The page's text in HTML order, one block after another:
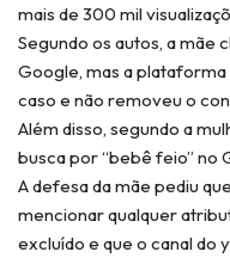
mais de 300 mil
Segundo os autos, a mãe
Google, mas a
caso e não removeu o
Além disso, segundo a
busca por “bebê feio” no
A defesa da mãe pediu
mencionar qualquer
excluído e que o canal do